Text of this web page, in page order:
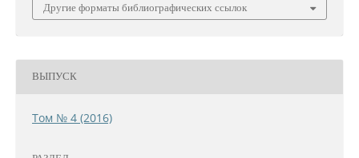
Другие форматы библиографических ссылок
ВЫПУСК
Том № 4 (2016)